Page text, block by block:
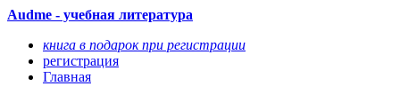
Audme - учебная литература
книга в подарок при регистрации
регистрация
Главная